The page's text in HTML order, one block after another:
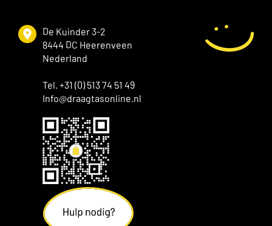
De Kuinder 3-2
8444 DC Heerenveen
Nederland
Tel. +31 (0) 513 74 51 49
Info@draagtasonline.nl